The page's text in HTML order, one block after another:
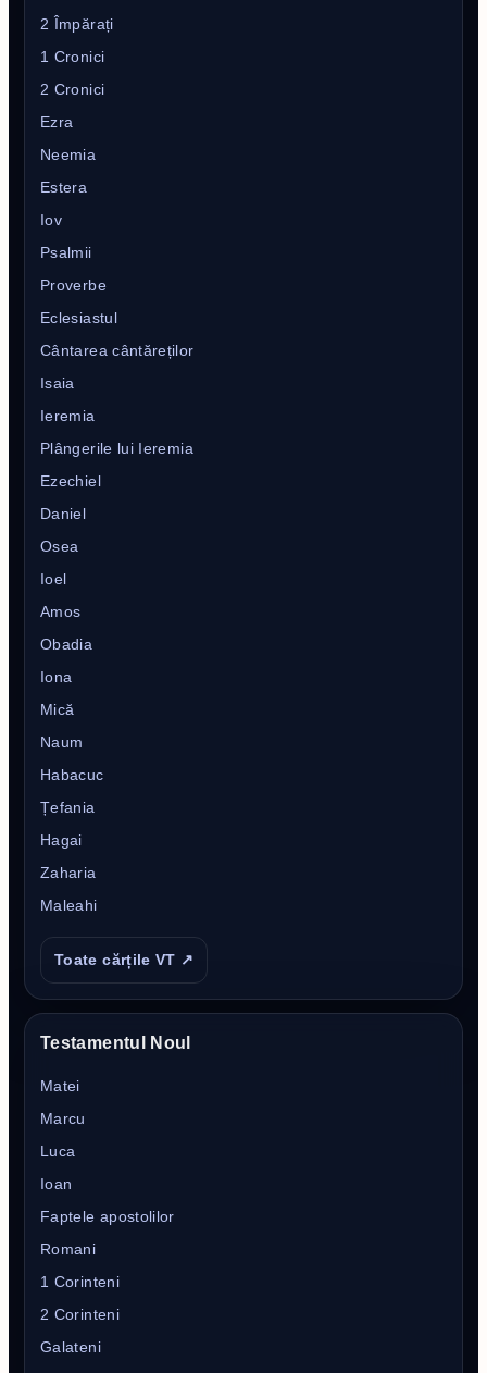
2 Împărați
1 Cronici
2 Cronici
Ezra
Neemia
Estera
Iov
Psalmii
Proverbe
Eclesiastul
Cântarea cântăreților
Isaia
Ieremia
Plângerile lui Ieremia
Ezechiel
Daniel
Osea
Ioel
Amos
Obadia
Iona
Mică
Naum
Habacuc
Țefania
Hagai
Zaharia
Maleahi
Toate cărțile VT ↗
Testamentul Noul
Matei
Marcu
Luca
Ioan
Faptele apostolilor
Romani
1 Corinteni
2 Corinteni
Galateni